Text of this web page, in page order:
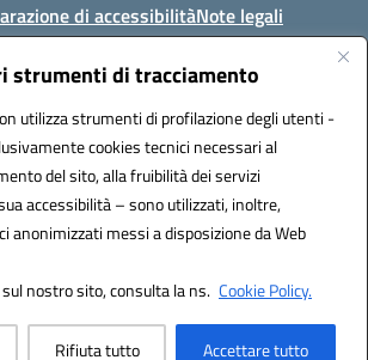
strumenti di tracciamento
utilizza strumenti di profilazione degli utenti -
cookies tecnici necessari al
del sito, alla fruibilità dei servizi
accessibilità – sono utilizzati, inoltre,
messi a disposizione da Web
nostro sito, consulta la ns. Cookie Policy.
Rifiuta tutto Accettare tutto
di accessibilitàNote legali
5 - 80059, Torre del Greco (NA)
- Fax +39 0818834377 - Cod.Fisc. 95170530638
- PEC: naic8df00a@pec.istruzione.it
& Powered by 3D Solution S.r.l.
& Design by Designers Italia